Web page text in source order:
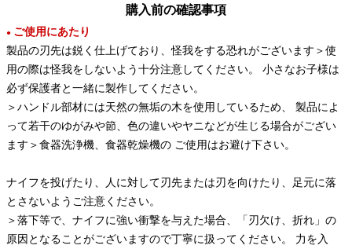
購入前の確認事項
● ご使用にあたり
製品の刃先は鋭く仕上げており、怪我をする恐れがございます＞使
用の際は怪我をしないよう十分注意してください。 小さなお子様は
必ず保護者と一緒に製作してください。
＞ハンドル部材には天然の無垢の木を使用しているため、 製品によ
って若干のゆがみや節、色の違いやヤニなどが生じる場合がござい
ます＞食器洗浄機、食器乾燥機の ご使用はお避け下さい。
ナイフを投げたり、人に対して刃先または刃を向けたり、足元に落
とさないようご注意ください。
＞落下等で、ナイフに強い衝撃を与えた場合、「刃欠け、折れ」の
原因となることがございますので丁寧に扱ってください。 力を入